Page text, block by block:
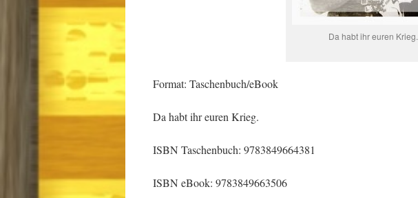
Da habt ihr euren Krieg.
Format: Taschenbuch/eBook
Da habt ihr euren Krieg.
ISBN Taschenbuch: 9783849664381
ISBN eBook: 9783849663506